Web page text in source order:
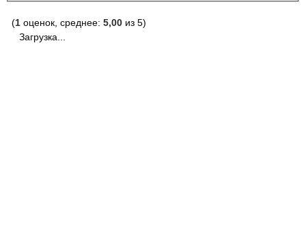
(1 оценок, среднее: 5,00 из 5)
Загрузка...